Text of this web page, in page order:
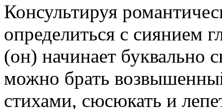
Консультируя
определиться с сиянием
(он) начинает буквально
можно брать
стихами, сюсюкать и